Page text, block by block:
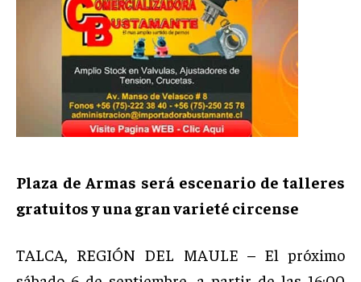
Plaza de Armas será escenario de talleres
gratuitos y una gran varieté circense
TALCA, REGIÓN DEL MAULE – El próximo